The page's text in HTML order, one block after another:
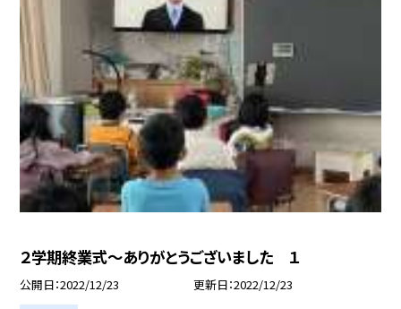
２学期終業式〜ありがとうございました １
公開日 2022/12/23 更新日 2022/12/23